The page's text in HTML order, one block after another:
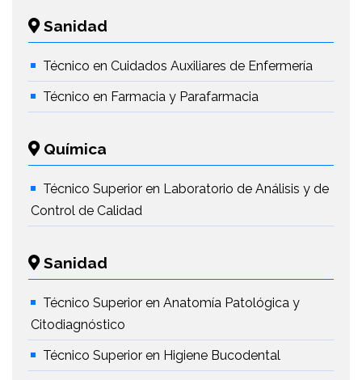
Sanidad
Técnico en Cuidados Auxiliares de Enfermería
Técnico en Farmacia y Parafarmacia
Química
Técnico Superior en Laboratorio de Análisis y de
Control de Calidad
Sanidad
Técnico Superior en Anatomía Patológica y
Citodiagnóstico
Técnico Superior en Higiene Bucodental